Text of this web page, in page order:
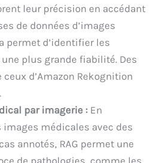
leur précision en accédant
de données d’images
permet d’identifier les
plus grande fiabilité. Des
d’Amazon Rekognition
par imagerie : En
médicales avec des
annotés, RAG permet une
de pathologies, comme les